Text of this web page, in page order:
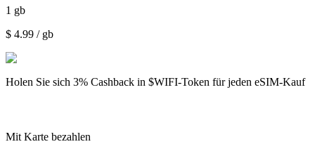
1 gb
$ 4.99 / gb
Holen Sie sich 3% Cashback in $WIFI-Token für jeden eSIM-Kauf
Mit Karte bezahlen